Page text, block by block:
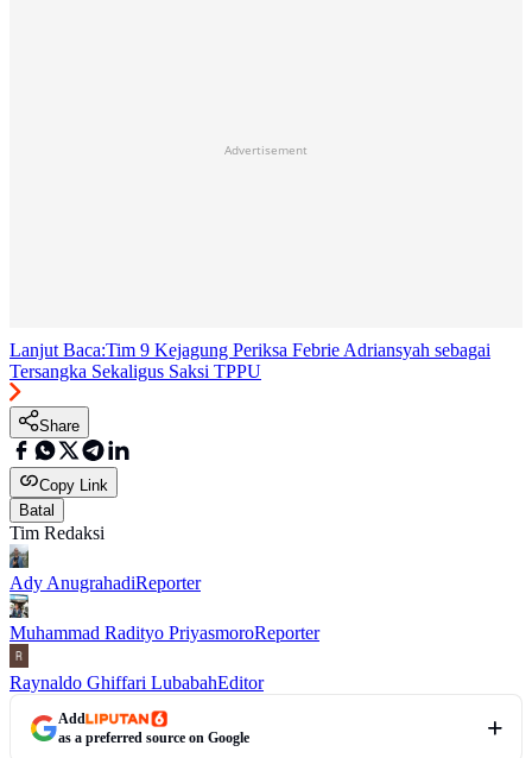
Advertisement
Lanjut Baca:Tim 9 Kejagung Periksa Febrie Adriansyah sebagai
Tersangka Sekaligus Saksi TPPU
Share
Copy Link
Batal
Tim Redaksi
Ady AnugrahadiReporter
Muhammad Radityo PriyasmoroReporter
Raynaldo Ghiffari LubabahEditor
Add
as a preferred source on Google